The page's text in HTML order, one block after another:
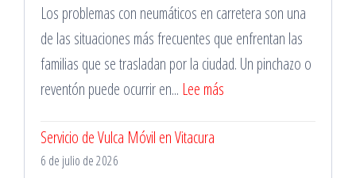
Condes
para
Cambio
Los problemas con neumáticos en carretera son una
de las situaciones más frecuentes que enfrentan las
familias que se trasladan por la ciudad. Un pinchazo o
reventón puede ocurrir en... Lee más
Servicio de Vulca Móvil en Vitacura
6 de julio de 2026